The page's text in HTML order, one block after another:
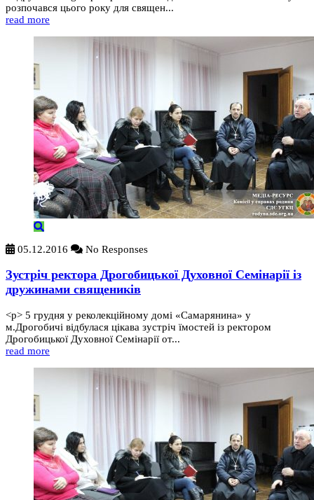
розпочався цього року для священ...
read more
05.12.2016 No Responses
Зустріч ректора Дрогобицької Духовної Семінарії із
дружинами священиків
<p> 5 грудня у реколекційному домі «Самарянина» у
м.Дрогобичі відбулася цікава зустріч їмостей із ректором
Дрогобицької Духовної Семінарії от...
read more